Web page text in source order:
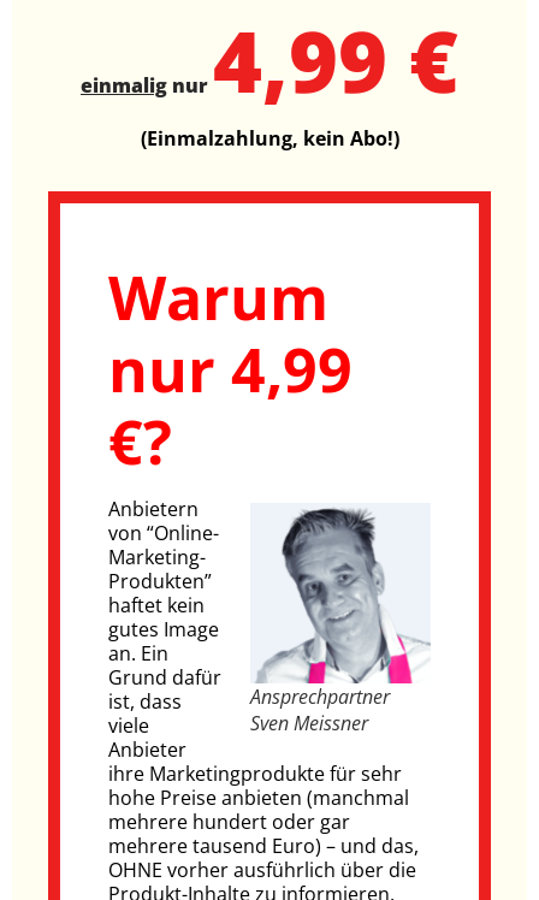
einmalig nur 4,99 €
(Einmalzahlung, kein Abo!)
Warum
nur 4,99
€?
Ansprechpartner
Sven Meissner
Anbietern
von “Online-
Marketing-
Produkten”
haftet kein
gutes Image
an. Ein
Grund dafür
ist, dass
viele
Anbieter
ihre Marketingprodukte für sehr
hohe Preise anbieten (manchmal
mehrere hundert oder gar
mehrere tausend Euro) – und das,
OHNE vorher ausführlich über die
Produkt-Inhalte zu informieren.